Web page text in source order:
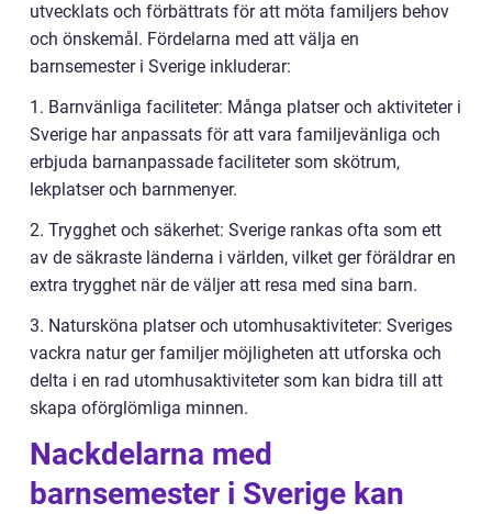
utvecklats och förbättrats för att möta familjers behov
och önskemål. Fördelarna med att välja en
barnsemester i Sverige inkluderar:
1. Barnvänliga faciliteter: Många platser och aktiviteter i
Sverige har anpassats för att vara familjevänliga och
erbjuda barnanpassade faciliteter som skötrum,
lekplatser och barnmenyer.
2. Trygghet och säkerhet: Sverige rankas ofta som ett
av de säkraste länderna i världen, vilket ger föräldrar en
extra trygghet när de väljer att resa med sina barn.
3. Natursköna platser och utomhusaktiviteter: Sveriges
vackra natur ger familjer möjligheten att utforska och
delta i en rad utomhusaktiviteter som kan bidra till att
skapa oförglömliga minnen.
Nackdelarna med
barnsemester i Sverige kan